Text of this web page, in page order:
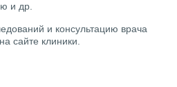
и др.
и консультацию врача
сайте клиники.